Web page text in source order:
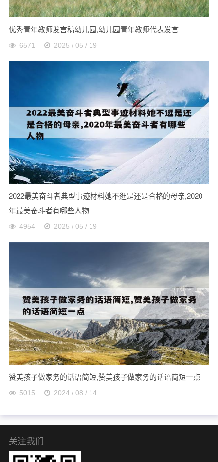
优秀青年教师发言稿幼儿园,幼儿园青年教师代表发言
6571 2025 / 05 / 19
2022最美奋斗者典型事迹材料她不逛是还是合格的母亲,2020
年最美奋斗者有哪些人物
4954 2025 / 05 / 19
赞美孩子做家务的话语简短,赞美孩子做家务的话语简短一点
5015 2024 / 08 / 14
关注我们